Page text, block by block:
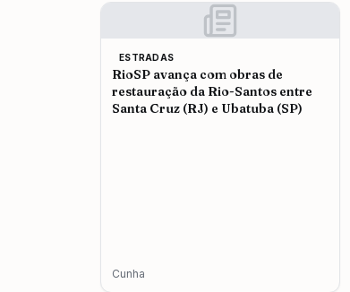
ESTRADAS
RioSP avança com obras de
restauração da Rio-Santos entre
Santa Cruz (RJ) e Ubatuba (SP)
Cunha